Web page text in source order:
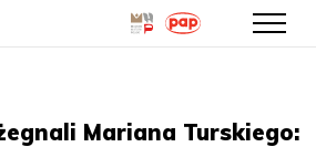
treści
Mariana Turskiego: